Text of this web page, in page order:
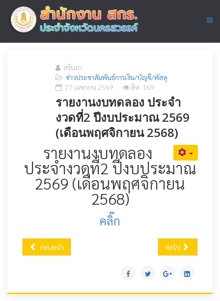
ศรินยา
ข่าวประชาสัมพันธ์การเงิน/บัญชี/พัสดุ
27 เมษายน 2569
ฮิต: 169
รายงานงบทดลอง ประจำ
งวดที่2 ปีงบประมาณ 2569
(เดือนพฤศจิกายน 2568)
รายงานงบทดลอง
ประจำงวดที่2 ปีงบประมาณ
2569 (เดือนพฤศจิกายน
2568)
คลิ๊ก
ก่อนหน้า ต่อไป